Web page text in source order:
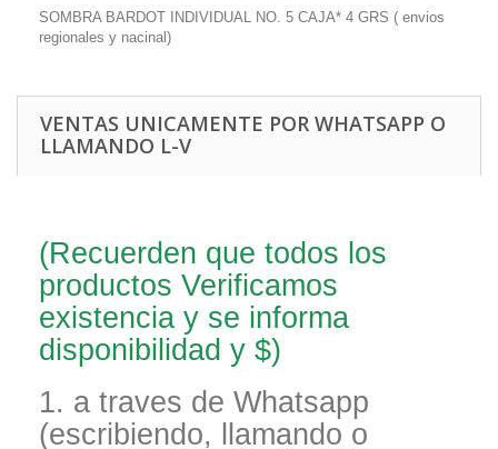
SOMBRA BARDOT INDIVIDUAL NO. 5 CAJA* 4 GRS ( envios
regionales y nacinal)
VENTAS UNICAMENTE POR WHATSAPP O
LLAMANDO L-V
(Recuerden que todos los
productos Verificamos
existencia y se informa
disponibilidad y $)
1. a traves de Whatsapp
(escribiendo, llamando o